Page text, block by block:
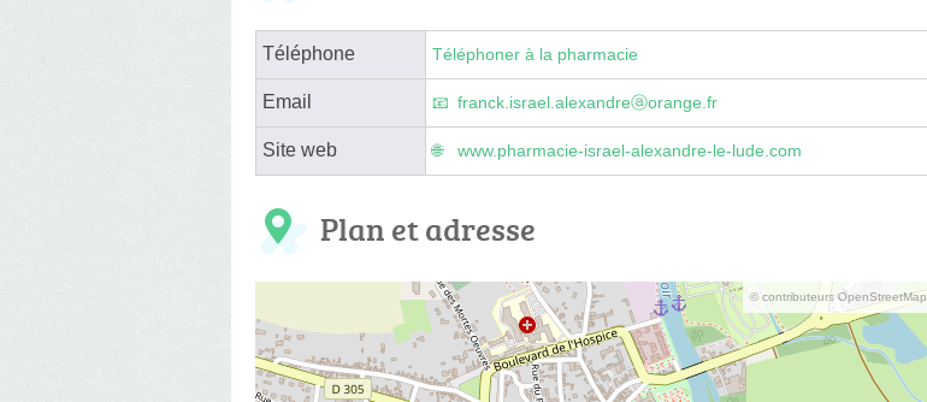
Téléphone Téléphoner à la pharmacie
Email franck.israel.alexandreⓐorange.fr
Site web www.pharmacie-israel-alexandre-le-lude.com
Plan et adresse
© contributeurs OpenStreetMap